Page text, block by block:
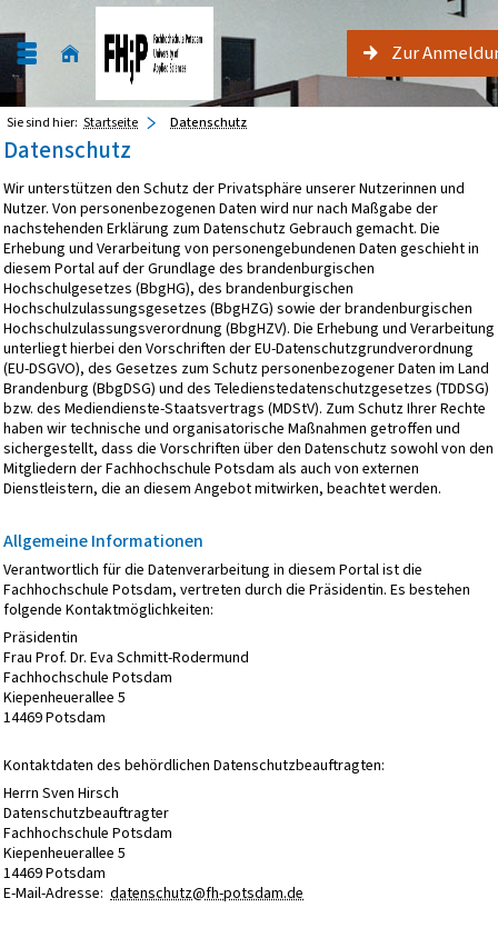
Zur
Sie sind hier: Startseite Datenschutz
Datenschutz
Wir unterstützen den Schutz der Privatsphäre unserer Nutzerinnen und
Nutzer. Von personenbezogenen Daten wird nur nach Maßgabe der
nachstehenden Erklärung zum Datenschutz Gebrauch gemacht. Die
Erhebung und Verarbeitung von personengebundenen Daten geschieht in
diesem Portal auf der Grundlage des brandenburgischen
Hochschulgesetzes (BbgHG), des brandenburgischen
Hochschulzulassungsgesetzes (BbgHZG) sowie der brandenburgischen
Hochschulzulassungsverordnung (BbgHZV). Die Erhebung und Verarbeitung
unterliegt hierbei den Vorschriften der EU-Datenschutzgrundverordnung
(EU-DSGVO), des Gesetzes zum Schutz personenbezogener Daten im Land
Brandenburg (BbgDSG) und des Teledienstedatenschutzgesetzes (TDDSG)
bzw. des Mediendienste-Staatsvertrags (MDStV). Zum Schutz Ihrer Rechte
haben wir technische und organisatorische Maßnahmen getroffen und
sichergestellt, dass die Vorschriften über den Datenschutz sowohl von den
Mitgliedern der Fachhochschule Potsdam als auch von externen
Dienstleistern, die an diesem Angebot mitwirken, beachtet werden.
Allgemeine Informationen
Verantwortlich für die Datenverarbeitung in diesem Portal ist die
Fachhochschule Potsdam, vertreten durch die Präsidentin. Es bestehen
folgende Kontaktmöglichkeiten:
Präsidentin
Frau Prof. Dr. Eva Schmitt-Rodermund
Fachhochschule Potsdam
Kiepenheuerallee 5
14469 Potsdam
Kontaktdaten des behördlichen Datenschutzbeauftragten:
Herrn Sven Hirsch
Datenschutzbeauftragter
Fachhochschule Potsdam
Kiepenheuerallee 5
14469 Potsdam
E-Mail-Adresse: datenschutz@fh-potsdam.de